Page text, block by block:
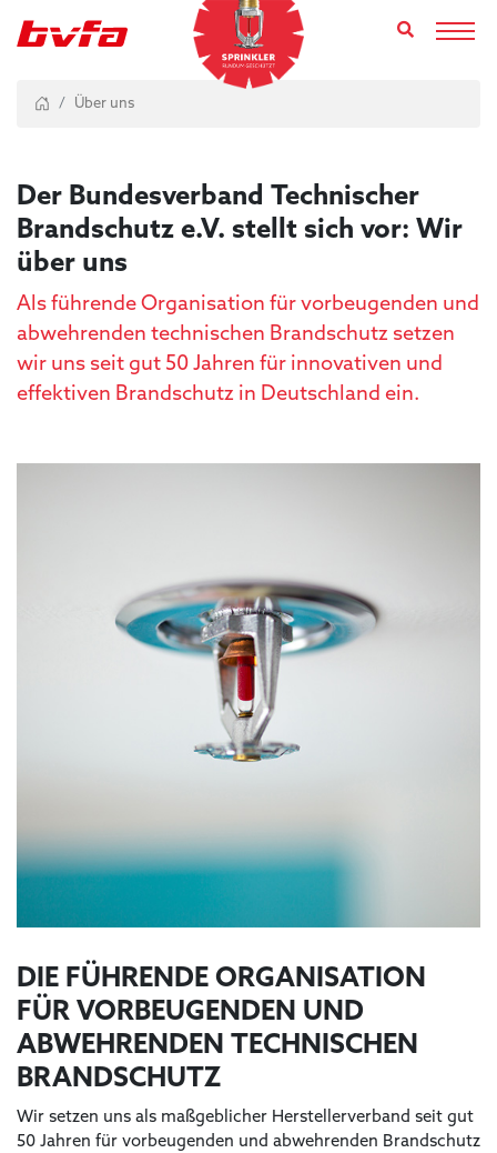
Über uns
Der Bundesverband Technischer
Brandschutz e.V. stellt sich vor: Wir
über uns
Als führende Organisation für vorbeugenden und
abwehrenden technischen Brandschutz setzen
wir uns seit gut 50 Jahren für innovativen und
effektiven Brandschutz in Deutschland ein.
DIE FÜHRENDE ORGANISATION
FÜR VORBEUGENDEN UND
ABWEHRENDEN TECHNISCHEN
BRANDSCHUTZ
Wir setzen uns als maßgeblicher Herstellerverband seit gut
50 Jahren für vorbeugenden und abwehrenden Brandschutz